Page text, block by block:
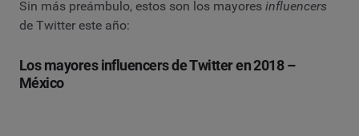
Sin más preámbulo, estos son los mayores influencers
de Twitter este año:
Los mayores influencers de Twitter en 2018 –
México